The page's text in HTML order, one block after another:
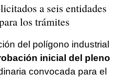
a seis entidades
los trámites
del polígono industrial
inicial del pleno
convocada para el